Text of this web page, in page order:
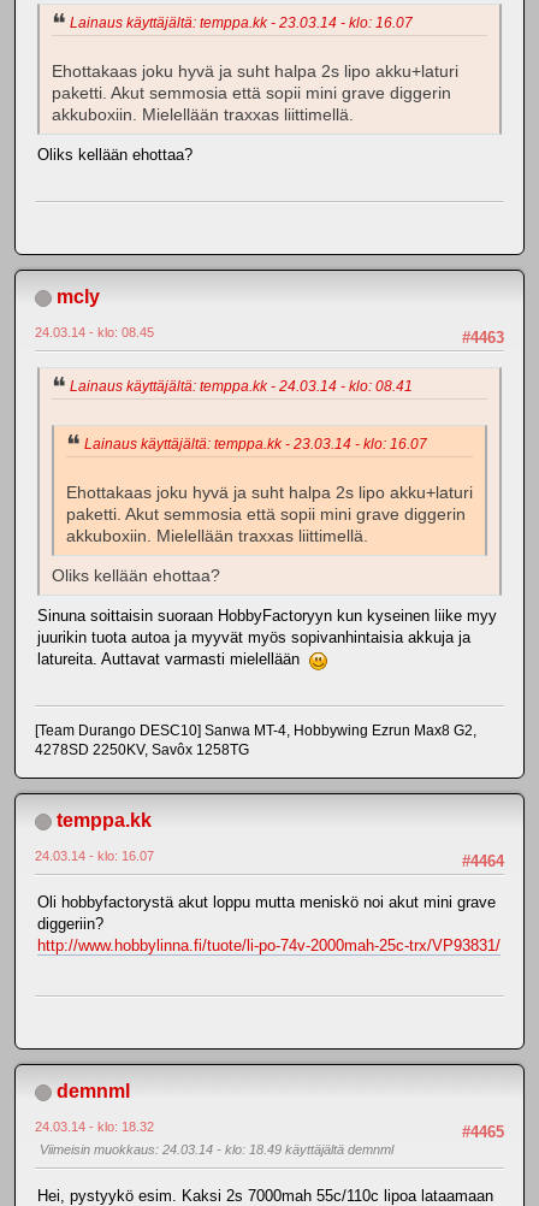
Lainaus käyttäjältä: temppa.kk - 23.03.14 - klo: 16.07
Ehottakaas joku hyvä ja suht halpa 2s lipo akku+laturi
paketti. Akut semmosia että sopii mini grave diggerin
akkuboxiin. Mielellään traxxas liittimellä.
Oliks kellään ehottaa?
mcly
#4463
24.03.14 - klo: 08.45
Lainaus käyttäjältä: temppa.kk - 24.03.14 - klo: 08.41
Lainaus käyttäjältä: temppa.kk - 23.03.14 - klo: 16.07
Ehottakaas joku hyvä ja suht halpa 2s lipo akku+laturi
paketti. Akut semmosia että sopii mini grave diggerin
akkuboxiin. Mielellään traxxas liittimellä.
Oliks kellään ehottaa?
Sinuna soittaisin suoraan HobbyFactoryyn kun kyseinen liike myy
juurikin tuota autoa ja myyvät myös sopivanhintaisia akkuja ja
latureita. Auttavat varmasti mielellään
[Team Durango DESC10] Sanwa MT-4, Hobbywing Ezrun Max8 G2,
4278SD 2250KV, Savôx 1258TG
temppa.kk
#4464
24.03.14 - klo: 16.07
Oli hobbyfactorystä akut loppu mutta meniskö noi akut mini grave
diggeriin?
http://www.hobbylinna.fi/tuote/li-po-74v-2000mah-25c-trx/VP93831/
demnml
#4465
24.03.14 - klo: 18.32
Viimeisin muokkaus: 24.03.14 - klo: 18.49 käyttäjältä demnml
Hei, pystyykö esim. Kaksi 2s 7000mah 55c/110c lipoa lataamaan